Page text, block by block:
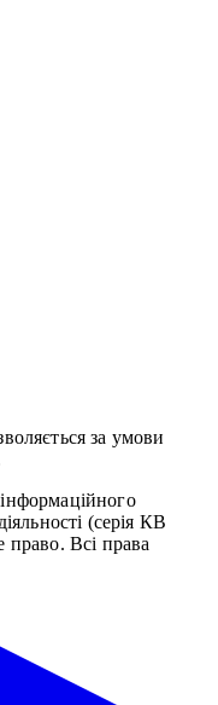
за умови
(серія КВ
право. Всі права